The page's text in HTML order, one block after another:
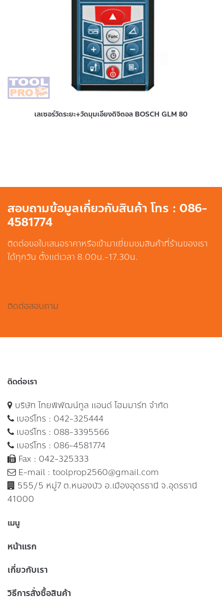
เลเซอร์วัดระยะ+วัดมุมเอียงดิจิตอล BOSCH GLM 80
สอบถามข้อมูลเกี่ยวกับสินค้า โทร : 086-
4581774
ติดต่อขอใบเสนอราคาหรือเข้ามาเยี่ยมชมสินค้าที่ร้านของเรา
ได้ทุกวัน ตั้งแต่เวลา 8.00น.-17.30น.
ติดต่อสอบถาม
ติดต่อเรา
บริษัท ไทยพิพัฒน์ทูล แอนด์ โฮมมาร์ท จำกัด
เบอร์โทร : 042-325444
เบอร์โทร : 088-3395566
เบอร์โทร : 086-4581774
Fax : 042-325333
E-mail : toolprop2560@gmail.com
555/5 หมู่7 ต.หนองบัว อ.เมืองอุดรธานี จ.อุดรธานี
41000
เมนู
หน้าแรก
เกี่ยวกับเรา
วิธีการสั่งซื้อสินค้า